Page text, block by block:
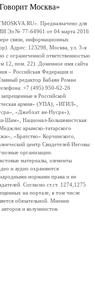
Москва»
Предназначено для
Эл № 77-64961 от 04 марта 2016
связи, информационных
Адрес: 123298, Москва, ул. 3-я
с ограниченной ответственностью
12, пом. 22). Доменное имя сайта
– Российская Федерация и
редактор Бабаян Роман
+7 (495) 950-62-26
в Российской
армия» (УПА), «ИГИЛ»,
«Джебхат ан-Нусра»),
Шам», Национал-Большевистская
крымско-татарского
«Братство» Корчинского,
центр Свидетелей Иеговы
организации.
материалы, элементы
и аудио охраняются
нормами права и не
Согласно ст.ст. 1274,1275
на портале, в том числе
обязательной. Мнение
и колумнистов.